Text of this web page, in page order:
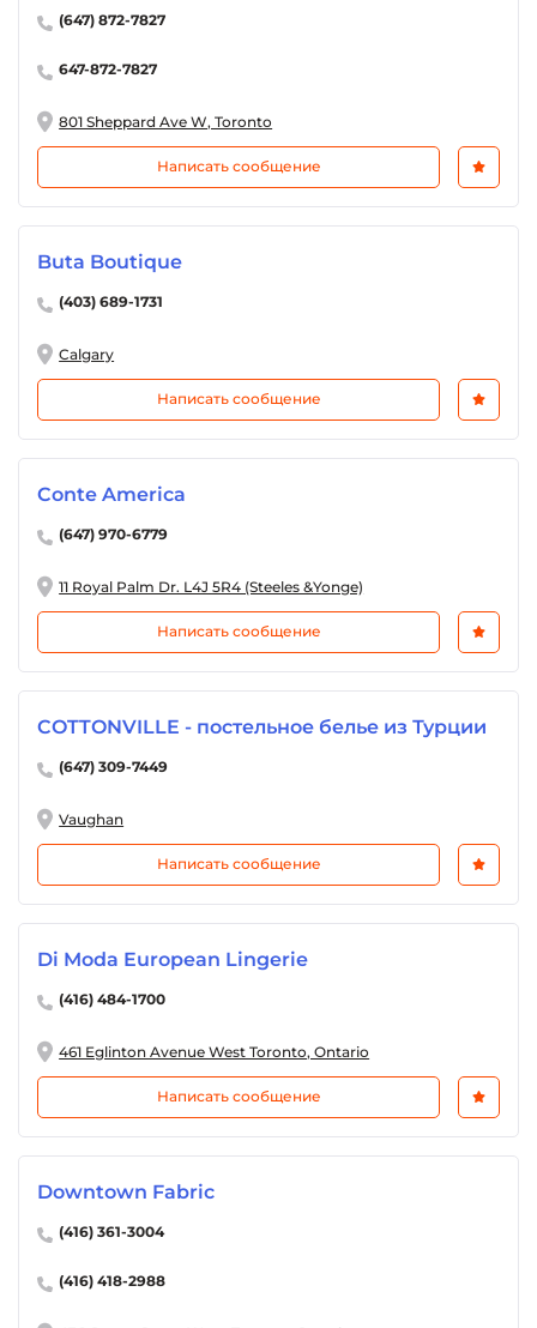
(647) 872-7827
647-872-7827
801 Sheppard Ave W, Toronto
Написать сообщение
Buta Boutique
(403) 689-1731
Calgary
Написать сообщение
Conte America
(647) 970-6779
11 Royal Palm Dr. L4J 5R4 (Steeles &Yonge)
Написать сообщение
COTTONVILLE - постельное белье из Турции
(647) 309-7449
Vaughan
Написать сообщение
Di Moda European Lingerie
(416) 484-1700
461 Eglinton Avenue West Toronto, Ontario
Написать сообщение
Downtown Fabric
(416) 361-3004
(416) 418-2988